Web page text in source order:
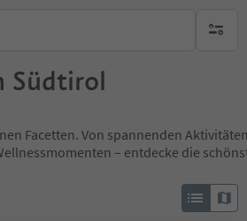
keine
Südtirol
Facetten. Von spannenden
– entdecke die